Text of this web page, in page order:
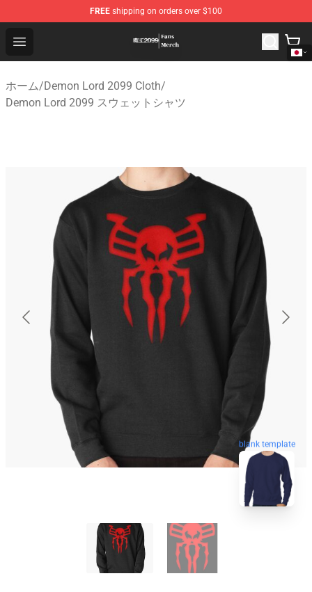
FREE shipping on orders over $100
Open menu
Demon Lord 2099 Store - Official Demon Lord 2099
ホーム/Demon Lord 2099 Cloth/
Demon Lord 2099 スウェットシャツ
blank template